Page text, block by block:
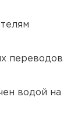
переводов
водой на